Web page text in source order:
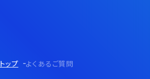
トップ よくあるご質問